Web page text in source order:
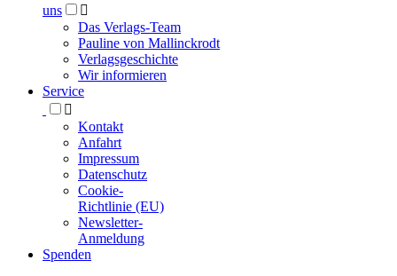
uns

Das Verlags-Team
Pauline von Mallinckrodt
Verlagsgeschichte
Wir informieren
Service

Kontakt
Anfahrt
Impressum
Datenschutz
Cookie-
Richtlinie (EU)
Newsletter-
Anmeldung
Spenden